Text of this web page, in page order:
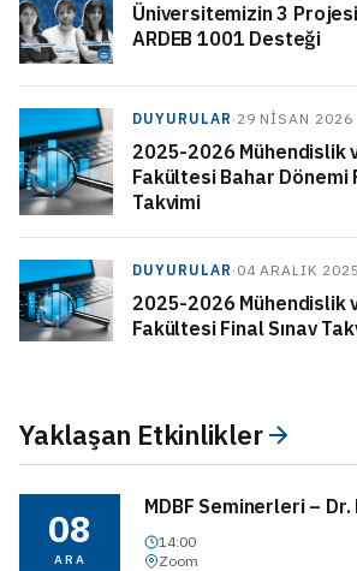
Üniversitemizin 3
ARDEB 1001 Desteği
DUYURULAR · 29 NISAN 2026
2025-2026 Mühendislik
Fakültesi Bahar Dönemi
Takvimi
DUYURULAR · 04 ARALIK 2025
2025-2026 Mühendislik
Fakültesi Final Sınav
Yaklaşan Etkinlikler
08
ARA
MDBF Seminerleri –
14:00
Zoom